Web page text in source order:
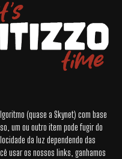
(quase a Skynet) com base
um ou outro item pode fugir do
da luz dependendo das
usar os nossos links, ganhamos